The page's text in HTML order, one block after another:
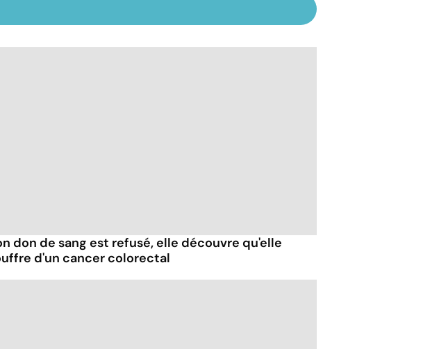
don de sang est refusé, elle découvre qu'elle
d'un cancer colorectal